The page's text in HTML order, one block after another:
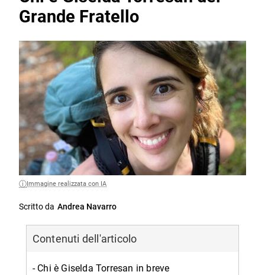
Grande Fratello
Immagine realizzata con IA
Scritto da Andrea Navarro
Contenuti dell'articolo
- Chi è Giselda Torresan in breve